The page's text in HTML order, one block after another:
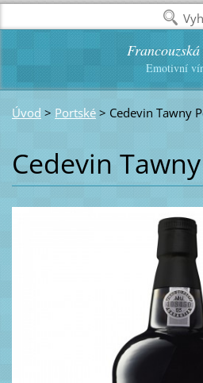
Emotivní
Úvod > Portské > Cedevin Tawny
Cedevin